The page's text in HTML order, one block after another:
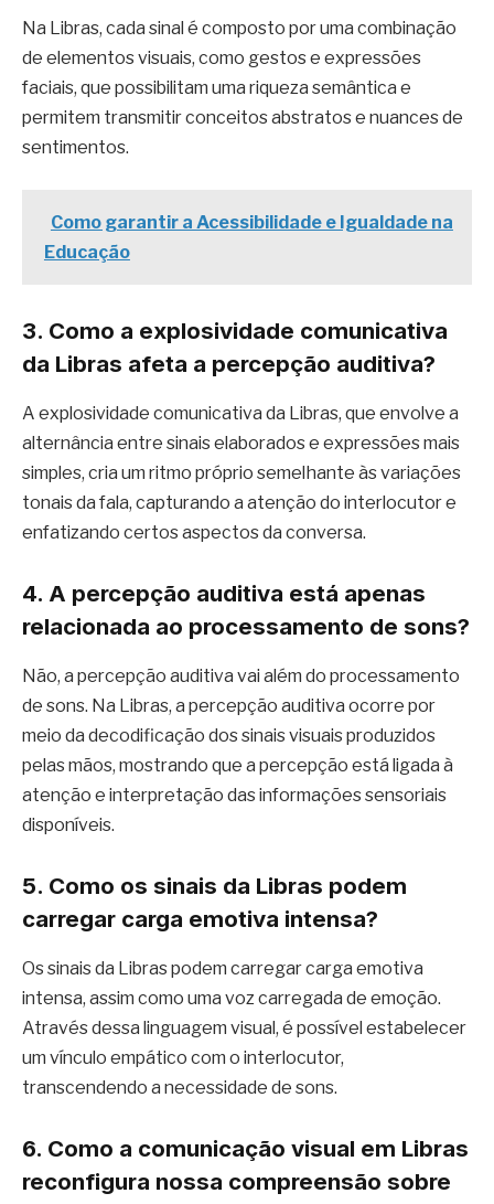
Na Libras, cada sinal é composto por uma combinação
de elementos visuais, como gestos e expressões
faciais, que possibilitam uma riqueza semântica e
permitem transmitir conceitos abstratos e nuances de
sentimentos.
Como garantir a Acessibilidade e Igualdade na
Educação
3. Como a explosividade comunicativa
da Libras afeta a percepção auditiva?
A explosividade comunicativa da Libras, que envolve a
alternância entre sinais elaborados e expressões mais
simples, cria um ritmo próprio semelhante às variações
tonais da fala, capturando a atenção do interlocutor e
enfatizando certos aspectos da conversa.
4. A percepção auditiva está apenas
relacionada ao processamento de sons?
Não, a percepção auditiva vai além do processamento
de sons. Na Libras, a percepção auditiva ocorre por
meio da decodificação dos sinais visuais produzidos
pelas mãos, mostrando que a percepção está ligada à
atenção e interpretação das informações sensoriais
disponíveis.
5. Como os sinais da Libras podem
carregar carga emotiva intensa?
Os sinais da Libras podem carregar carga emotiva
intensa, assim como uma voz carregada de emoção.
Através dessa linguagem visual, é possível estabelecer
um vínculo empático com o interlocutor,
transcendendo a necessidade de sons.
6. Como a comunicação visual em Libras
reconfigura nossa compreensão sobre